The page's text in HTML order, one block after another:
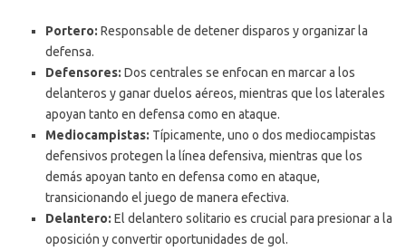
Portero: Responsable de detener disparos y organizar la
defensa.
Defensores: Dos centrales se enfocan en marcar a los
delanteros y ganar duelos aéreos, mientras que los laterales
apoyan tanto en defensa como en ataque.
Mediocampistas: Típicamente, uno o dos mediocampistas
defensivos protegen la línea defensiva, mientras que los
demás apoyan tanto en defensa como en ataque,
transicionando el juego de manera efectiva.
Delantero: El delantero solitario es crucial para presionar a la
oposición y convertir oportunidades de gol.